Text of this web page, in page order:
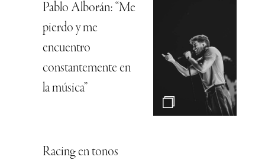
Pablo Alborán: “Me
pierdo y me
encuentro
constantemente en
la música”
Racing en tonos